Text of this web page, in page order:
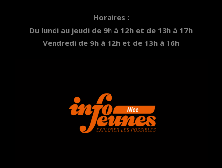
Horaires :
Du lundi au jeudi de 9h à 12h et de 13h à 17h
Vendredi de 9h à 12h et de 13h à 16h